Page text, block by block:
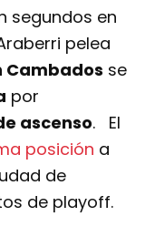
segundos en
pelea
Cambados se
por
ascenso. El
posición a
de
de playoff.